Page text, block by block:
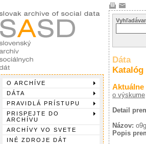
O ARCHÍVE
DÁTA
PRAVIDLÁ PRÍSTUPU
PRISPEJTE DO
ARCHÍVU
ARCHÍVY VO SVETE
INÉ ZDROJE DÁT
Dáta
Katalóg
Aktuálne
o výskume
Detail
Názov: o9g
Popis